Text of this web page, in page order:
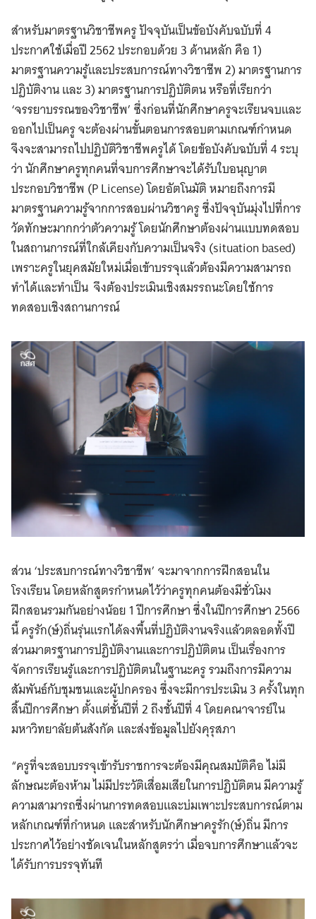
Search
for:
สำหรับมาตรฐานวิชาชีพครู ปัจจุบันเป็นข้อบังคับฉบับที่ 4
ประกาศใช้เมื่อปี 2562 ประกอบด้วย 3 ด้านหลัก คือ 1)
มาตรฐานความรู้และประสบการณ์ทางวิชาชีพ 2) มาตรฐานการ
ปฏิบัติงาน และ 3) มาตรฐานการปฏิบัติตน หรือที่เรียกว่า
‘จรรยาบรรณของวิชาชีพ’ ซึ่งก่อนที่นักศึกษาครูจะเรียนจบและ
ออกไปเป็นครู จะต้องผ่านขั้นตอนการสอบตามเกณฑ์กำหนด
จึงจะสามารถไปปฏิบัติวิชาชีพครูได้ โดยข้อบังคับฉบับที่ 4 ระบุ
ว่า นักศึกษาครูทุกคนที่จบการศึกษาจะได้รับใบอนุญาต
ประกอบวิชาชีพ (P License) โดยอัตโนมัติ หมายถึงการมี
มาตรฐานความรู้จากการสอบผ่านวิชาครู ซึ่งปัจจุบันมุ่งไปที่การ
วัดทักษะมากกว่าตัวความรู้ โดยนักศึกษาต้องผ่านแบบทดสอบ
ในสถานการณ์ที่ใกล้เคียงกับความเป็นจริง (situation based)
เพราะครูในยุคสมัยใหม่เมื่อเข้าบรรจุแล้วต้องมีความสามารถ
ทำได้และทำเป็น จึงต้องประเมินเชิงสมรรถนะโดยใช้การ
ทดสอบเชิงสถานการณ์
ส่วน ‘ประสบการณ์ทางวิชาชีพ’ จะมาจากการฝึกสอนใน
โรงเรียน โดยหลักสูตรกำหนดไว้ว่าครูทุกคนต้องมีชั่วโมง
ฝึกสอนรวมกันอย่างน้อย 1 ปีการศึกษา ซึ่งในปีการศึกษา 2566
นี้ ครูรัก(ษ์)ถิ่นรุ่นแรกได้ลงพื้นที่ปฏิบัติงานจริงแล้วตลอดทั้งปี
ส่วนมาตรฐานการปฏิบัติงานและการปฏิบัติตน เป็นเรื่องการ
จัดการเรียนรู้และการปฏิบัติตนในฐานะครู รวมถึงการมีความ
สัมพันธ์กับชุมชนและผู้ปกครอง ซึ่งจะมีการประเมิน 3 ครั้งในทุก
สิ้นปีการศึกษา ตั้งแต่ชั้นปีที่ 2 ถึงชั้นปีที่ 4 โดยคณาจารย์ใน
มหาวิทยาลัยต้นสังกัด และส่งข้อมูลไปยังคุรุสภา
“ครูที่จะสอบบรรจุเข้ารับราชการจะต้องมีคุณสมบัติคือ ไม่มี
ลักษณะต้องห้าม ไม่มีประวัติเสื่อมเสียในการปฏิบัติตน มีความรู้
ความสามารถซึ่งผ่านการทดสอบและบ่มเพาะประสบการณ์ตาม
หลักเกณฑ์ที่กำหนด และสำหรับนักศึกษาครูรัก(ษ์)ถิ่น มีการ
ประกาศไว้อย่างชัดเจนในหลักสูตรว่า เมื่อจบการศึกษาแล้วจะ
ได้รับการบรรจุทันที